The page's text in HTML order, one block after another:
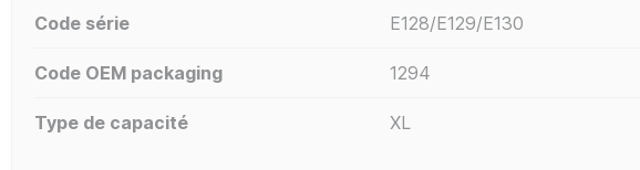
Code série E128/E129/E130
Code OEM packaging 1294
Type de capacité XL